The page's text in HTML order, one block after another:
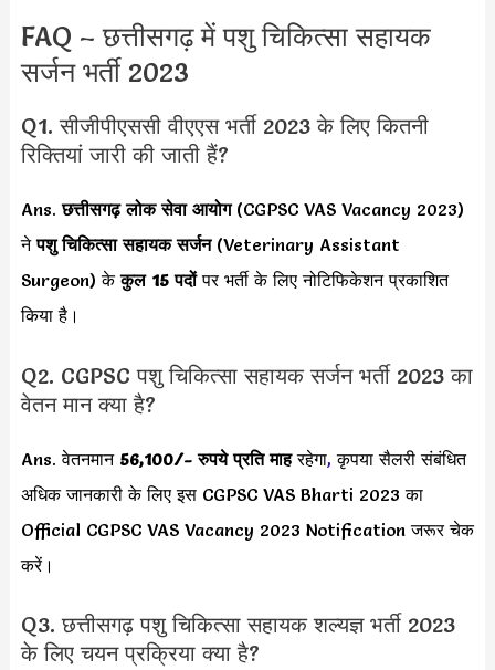
FAQ – छत्तीसगढ़ में पशु चिकित्सा सहायक
सर्जन भर्ती 2023
Q1. सीजीपीएससी वीएएस भर्ती 2023 के लिए कितनी
रिक्तियां जारी की जाती हैं?
Ans.छत्तीसगढ़ लोक सेवा आयोग(CGPSC VAS Vacancy 2023)
नेपशु चिकित्सा सहायक सर्जन (Veterinary Assistant
Surgeon) केकुल 15 पदोंपर भर्ती के लिए नोटिफिकेशन प्रकाशित
किया है।
Q2. CGPSC पशु चिकित्सा सहायक सर्जन भर्ती 2023 का
वेतन मान क्या है?
Ans. वेतनमान 56,100/-रुपये प्रति माहरहेगा, कृपया सैलरी संबंधित
अधिक जानकारी के लिए इस CGPSC VAS Bharti 2023 का
Official CGPSC VAS Vacancy 2023 Notification जरूर चेक
करें।
Q3. छत्तीसगढ़ पशु चिकित्सा सहायक शल्यज्ञ भर्ती 2023
के लिए चयन प्रक्रिया क्या है?